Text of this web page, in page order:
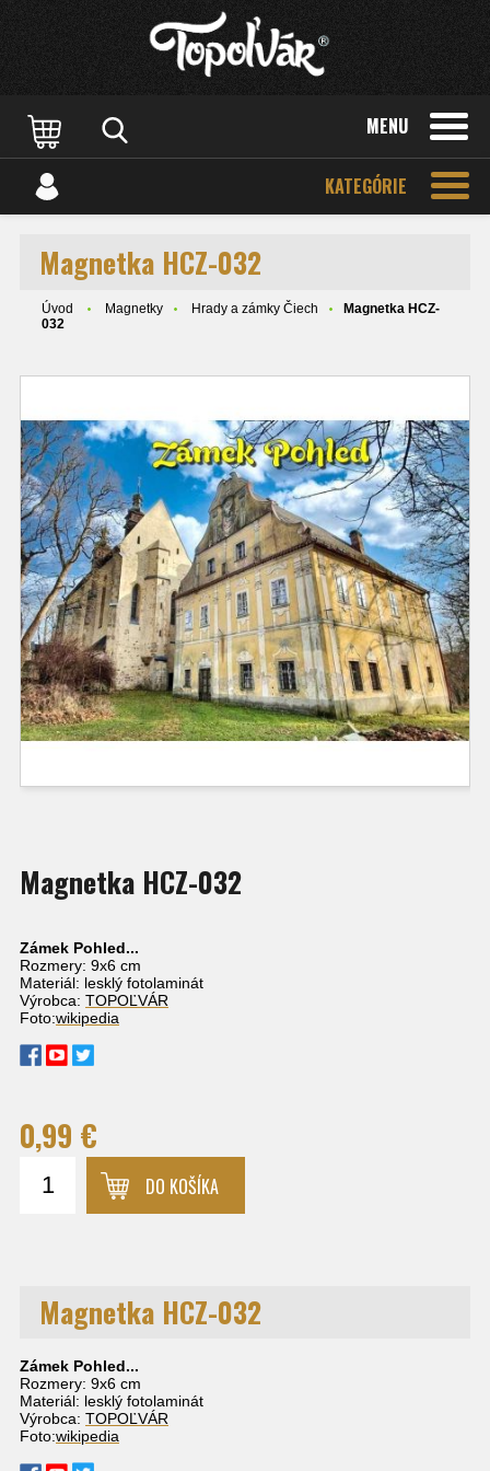
MENU
KATEGÓRIE
Magnetka HCZ-032
Úvod Magnetky Hrady a zámky Čiech
Magnetka HCZ-
032
Magnetka HCZ-032
Zámek Pohled...
Rozmery: 9x6 cm
Materiál: lesklý fotolaminát
Výrobca: TOPOĽVÁR
Foto:wikipedia
0,99 €
DO KOŠÍKA
Magnetka HCZ-032
Zámek Pohled...
Rozmery: 9x6 cm
Materiál: lesklý fotolaminát
Výrobca: TOPOĽVÁR
Foto:wikipedia